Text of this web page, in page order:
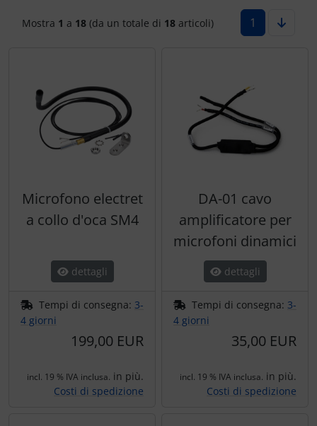
Mostra 1 a 18 (da un totale di 18 articoli) 1
Microfono electret
a collo d'oca SM4
dettagli
Tempi di consegna: 3-
4 giorni
199,00 EUR
incl. 19 % IVA inclusa. in più.
Costi di spedizione
DA-01 cavo
amplificatore per
microfoni dinamici
dettagli
Tempi di consegna: 3-
4 giorni
35,00 EUR
incl. 19 % IVA inclusa. in più.
Costi di spedizione
Letteratura / Libri
Orologi da pilota
Pedane per le ginocchia
Rifornimento e smaltimento
Paracadutisti
Variometro
Camicie Flyer
Carte aeronautiche
Giochi di volo
Immagini, arte, dipinti
Per bambini piloti
Portachiavi
Rilassamento